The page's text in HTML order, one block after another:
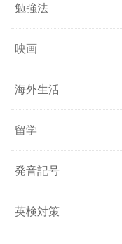
勉強法
映画
海外生活
留学
発音記号
英検対策